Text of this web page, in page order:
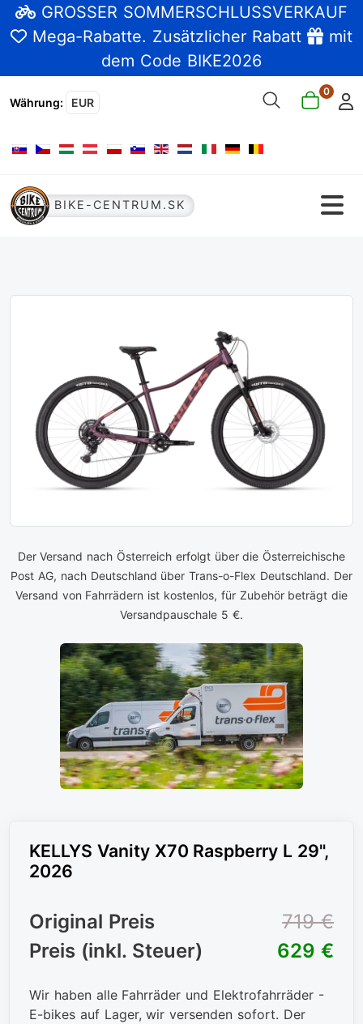
GROSSER SOMMERSCHLUSSVERKAUF
Mega-Rabatte. Zusätzlicher Rabatt
mit
dem Code BIKE2026
Währung: EUR
0
Sprache auswählen
BIKE-CENTRUM.SK
Der Versand nach Österreich erfolgt über die Österreichische
Post AG, nach Deutschland über Trans-o-Flex Deutschland. Der
Versand von Fahrrädern ist kostenlos, für Zubehör beträgt die
Versandpauschale 5 €.
KELLYS Vanity X70 Raspberry L 29",
2026
Original Preis
719 €
Preis (inkl. Steuer)
629 €
Wir haben alle Fahrräder und Elektrofahrräder -
E-bikes auf Lager, wir versenden sofort. Der